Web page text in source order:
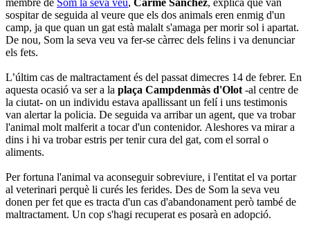
sospitar de seguida al veure que els dos animals eren enmig d'un
camp, ja que quan un gat està malalt s'amaga per morir sol i apartat.
De nou, Som la seva veu va fer-se càrrec dels felins i va denunciar
els fets.
L’últim cas de maltractament és del passat dimecres 14 de febrer. En
aquesta ocasió va ser a la plaça Campdenmàs d'Olot -al centre de
la ciutat- on un individu estava apallissant un felí i uns testimonis
van alertar la policia. De seguida va arribar un agent, que va trobar
l'animal molt malferit a tocar d'un contenidor. Aleshores va mirar a
dins i hi va trobar estris per tenir cura del gat, com el sorral o
aliments.
Per fortuna l'animal va aconseguir sobreviure, i l'entitat el va portar
al veterinari perquè li curés les ferides. Des de Som la seva veu
donen per fet que es tracta d'un cas d'abandonament però també de
maltractament. Un cop s'hagi recuperat es posarà en adopció.